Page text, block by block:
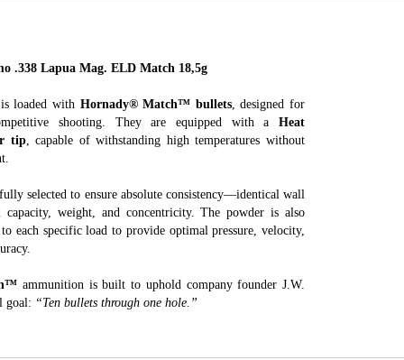
.338 Lapua Mag. ELD Match 18,5g
loaded with Hornady® Match™ bullets, designed for
shooting. They are equipped with a Heat
tip, capable of withstanding high temperatures without
selected to ensure absolute consistency—identical wall
capacity, weight, and concentricity. The powder is also
each specific load to provide optimal pressure, velocity,
ammunition is built to uphold company founder J.W.
goal: “Ten bullets through one hole.”